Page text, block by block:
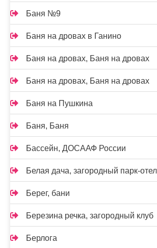
Баня №9
Баня на дровах в Ганино
Баня на дровах, Баня на дровах
Баня на дровах, Баня на дровах
Баня на Пушкина
Баня, Баня
Бассейн, ДОСААФ России
Белая дача, загородный парк-
Берег, бани
Березина речка, загородный клуб
Берлога